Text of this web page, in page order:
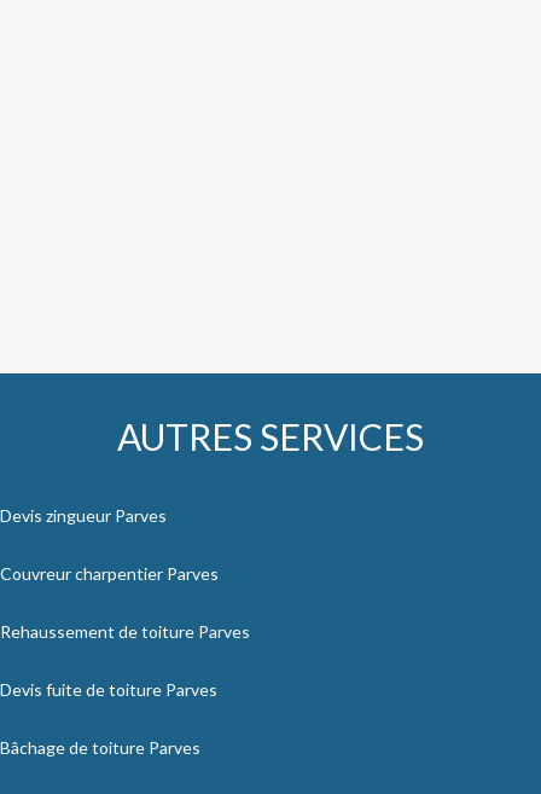
AUTRES SERVICES
Devis zingueur Parves
Couvreur charpentier Parves
Rehaussement de toiture Parves
Devis fuite de toiture Parves
Bâchage de toiture Parves